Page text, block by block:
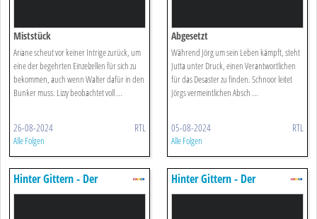
Miststück
Ariane scheut vor keiner Intrige zurück, um
eine der begehrten Einzelzellen für sich zu
bekommen, auch wenn Walter dafür in den
Bunker muss. Lizzy beobachtet voll ...
26-08-2024 RTL
Alle Folgen
Abgesetzt
Während Jörg um sein Leben kämpft, steht
Jutta unter Druck, einen Verantwortlichen
für das Desaster zu finden. Schnoor leitet
Jörgs vermeintlichen Absch ...
05-08-2024 RTL
Alle Folgen
Hinter Gittern - Der
Frauenknast
Hinter Gittern - Der
Frauenknast